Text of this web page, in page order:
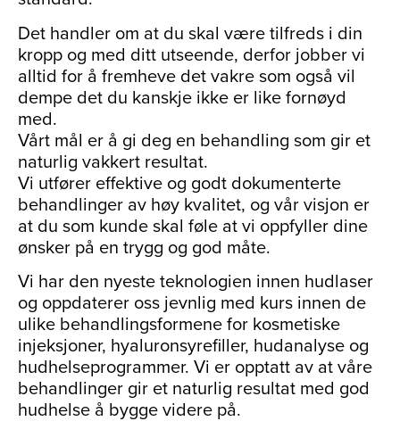
Det handler om at du skal være tilfreds i din
kropp og med ditt utseende, derfor jobber vi
alltid for å fremheve det vakre som også vil
dempe det du kanskje ikke er like fornøyd
med.
Vårt mål er å gi deg en behandling som gir et
naturlig vakkert resultat.
Vi utfører effektive og godt dokumenterte
behandlinger av høy kvalitet, og vår visjon er
at du som kunde skal føle at vi oppfyller dine
ønsker på en trygg og god måte.
Vi har den nyeste teknologien innen hudlaser
og oppdaterer oss jevnlig med kurs innen de
ulike behandlingsformene for kosmetiske
injeksjoner, hyaluronsyrefiller, hudanalyse og
hudhelseprogrammer. Vi er opptatt av at våre
behandlinger gir et naturlig resultat med god
hudhelse å bygge videre på.